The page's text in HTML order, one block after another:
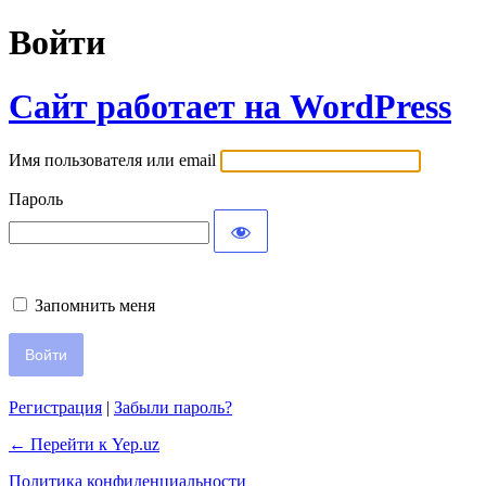
Войти
Сайт работает на WordPress
Имя пользователя или email
Пароль
Запомнить меня
Регистрация | Забыли пароль?
← Перейти к Yep.uz
Политика конфиденциальности